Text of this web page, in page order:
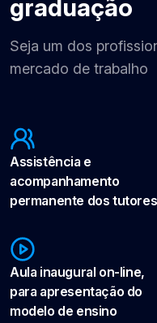
graduação
Seja um dos
mercado de trabalho
Assistência e
acompanhamento
permanente dos tutores
Aula inaugural on-line,
para apresentação do
modelo de ensino